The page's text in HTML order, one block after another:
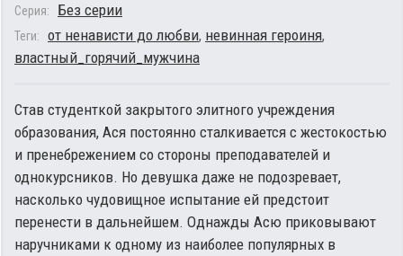
Серия: Без серии
Теги: от ненависти до любви, невинная героиня,
властный_горячий_мужчина
Став студенткой закрытого элитного учреждения
образования, Ася постоянно сталкивается с жестокостью
и пренебрежением со стороны преподавателей и
однокурсников. Но девушка даже не подозревает,
насколько чудовищное испытание ей предстоит
перенести в дальнейшем. Однажды Асю приковывают
наручниками к одному из наиболее популярных в